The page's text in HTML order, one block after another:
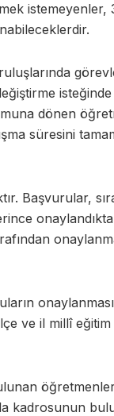
istemeyenler, 3
dönen
süresini
Başvurular,
ve il millî
kadrosunun